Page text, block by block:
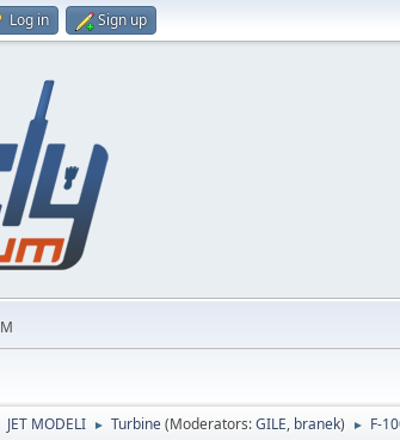
Log in Sign up
JET MODELI ► Turbine(Moderators:GILE, branek) ► F-